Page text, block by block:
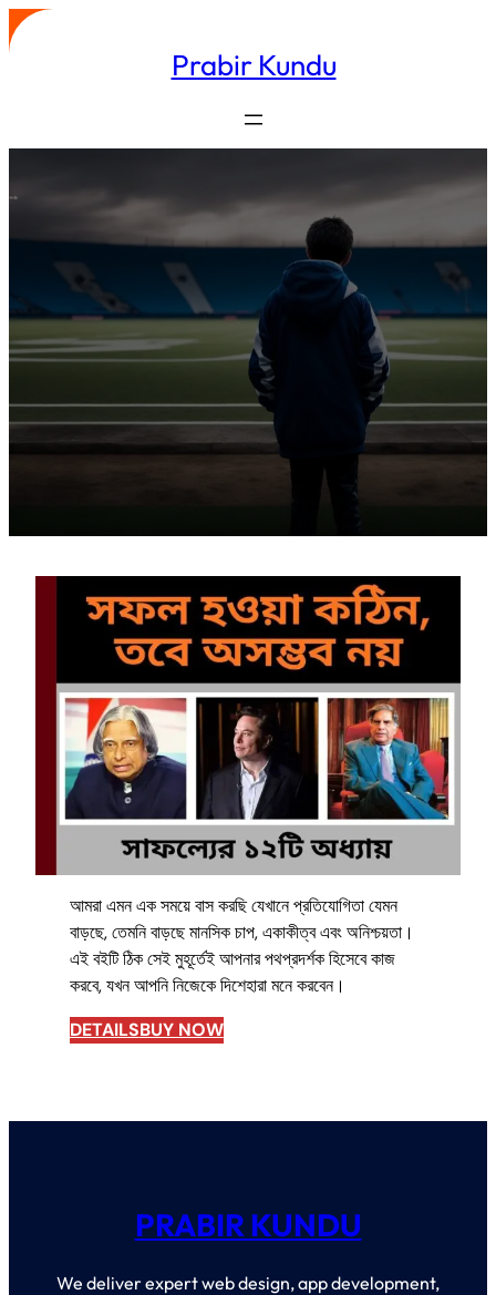
Skip
to
Prabir Kundu
আমরা এমন এক সময়ে বাস করছি যেখানে প্রতিযোগিতা যেমন
বাড়ছে, তেমনি বাড়ছে মানসিক চাপ, একাকীত্ব এবং অনিশ্চয়তা।
এই বইটি ঠিক সেই মুহূর্তেই আপনার পথপ্রদর্শক হিসেবে কাজ
করবে, যখন আপনি নিজেকে দিশেহারা মনে করবেন।
DETAILSBUY NOW
PRABIR KUNDU
We deliver expert web design, app development,